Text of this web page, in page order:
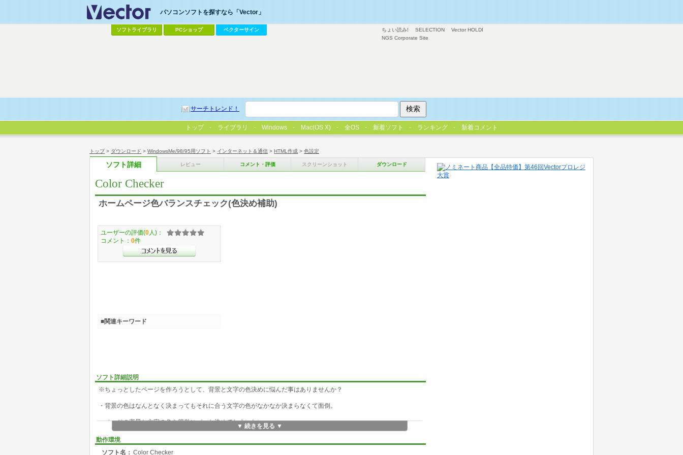
トップ> ダウンロード > WindowsMe/98/95用ソフト > インターネット＆通信 > HTML作成 > 色設定
ソフト詳細 レビュー コメント・評価 スクリーンショット ダウンロード
Color Checker
ホームページ色バランスチェック(色決め補助)
ソフト詳細説明
※ちょっとしたページを作ろうとして、背景と文字の色決めに悩んだ事はありませんか？
・背景の色はなんとなく決まってもそれに合う文字の色がなかなか決まらなくて面倒。
・ページの背景と文字の色を簡単にパッと決めてしまいたい。
・色を決めてみたけれど、実際に背景と文字を合成して表示してみると、なんかぱっとしない。
▼ 続きを見る ▼
動作環境
ソフト名： Color Checker
ユーザーの評価(0 人)：
コメント： 0件
■関連キーワード
ちょい読み! SELECTION
Vector HOLDI
NGS Corporate Site
パソコンソフトを探すなら「Vector」
ソフトライブラリ PCショップ ベクターサイン
サーチトレンド！
トップ ライブラリ Windows Mac(OS X) 全OS 新着ソフト ランキング 新着コメント